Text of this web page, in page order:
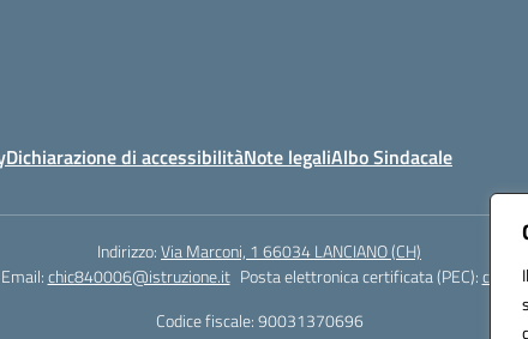
Dichiarazione di accessibilitàNote legaliAlbo Sindacale
Indirizzo:Via Marconi, 1 66034 LANCIANO (CH)
Email:chic840006@istruzione.it Posta elettronica certificata (PEC):
Codice fiscale: 90031370696